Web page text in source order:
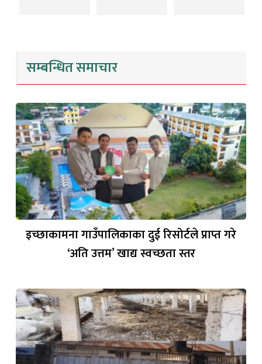
सम्बन्धित समाचार
इच्छाकामना गाउँपालिकाका दुई रिसोर्टले प्राप्त गरे
‘अति उत्तम’ खाद्य स्वच्छता स्तर